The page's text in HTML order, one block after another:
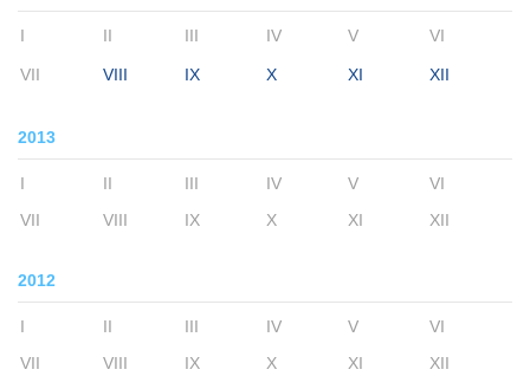
I II III IV V VI
VII VIII IX X XI XII
2013
I II III IV V
VI
VII
VIII IX X XI XII
2012
I II III IV V
VI
VII
VIII IX X XI XII